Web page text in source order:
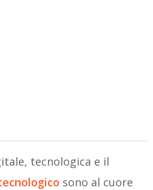
tecnologica e il
sono al cuore